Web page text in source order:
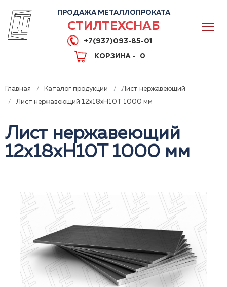
ПРОДАЖА МЕТАЛЛОПРОКАТА
СТИЛТЕХСНАБ
+7(937)093-85-01
КОРЗИНА - 0
Главная Каталог продукции
Лист нержавеющий
Лист нержавеющий 12x18xH10T 1000 мм
Лист нержавеющий
12x18xH10T 1000 мм